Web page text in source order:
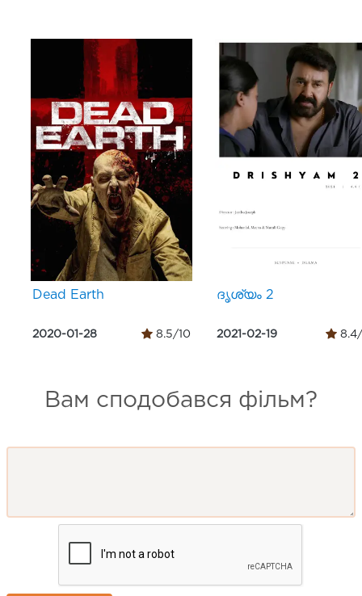
Dead Earth
2020-01-28 8.5/10
ദൃശ്യം 2
2021-02-19 8.4/
Вам сподобався фільм?